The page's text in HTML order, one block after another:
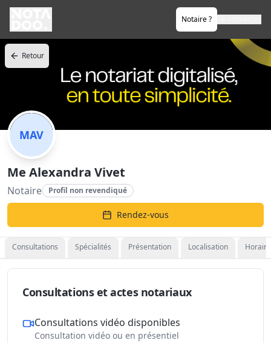
Notaire ?
Retour
MAV
Me Alexandra Vivet
Notaire Profil non revendiqué
Rendez-vous
Consultations Spécialités Présentation Localisation
Consultations et actes notariaux
Consultations vidéo disponibles
Consultation vidéo ou en présentiel